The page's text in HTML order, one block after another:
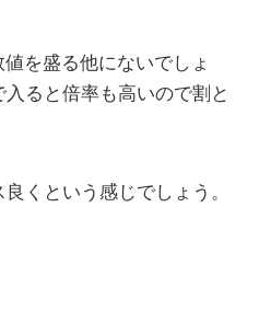
を盛る他にないでしょ
ると倍率も高いので割と
くという感じでしょう。